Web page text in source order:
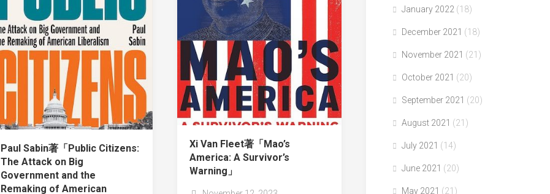
Paul Sabin著「Public Citizens:
The Attack on Big
Government and the
Remaking of American
Xi Van Fleet著「Mao’s
America: A Survivor’s
Warning」
January 2022 (18)
December 2021 (18)
November 2021 (21)
October 2021 (20)
September 2021 (20)
August 2021 (21)
July 2021 (14)
June 2021 (20)
May 2021 (21)